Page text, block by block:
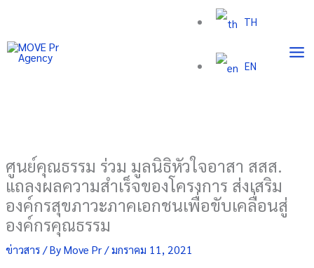
content
TH
EN
ศูนย์คุณธรรม ร่วม มูลนิธิหัวใจอาสา สสส.
แถลงผลความสำเร็จของโครงการ ส่งเสริม
องค์กรสุขภาวะภาคเอกชนเพื่อขับเคลื่อนสู่
องค์กรคุณธรรม
ข่าวสาร/ ByMove Pr/มกราคม 11, 2021